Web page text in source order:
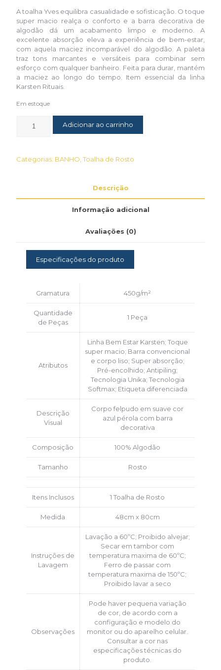
A toalha Yves equilibra casualidade e sofisticação. O toque
super macio realça o conforto e a barra decorativa de
algodão dá um acabamento limpo e moderno. A
excelente absorção eleva a experiência de bem-estar,
com aquela maciez incomparável do algodão. A paleta
traz tons marcantes e versáteis para combinar sem
esforço com qualquer banheiro. Feita para durar, mantém
a maciez ao longo do tempo. Item essencial da linha
Karsten Rituais.
Em estoque
Adicionar ao carrinho
Categorias: BANHO ,Toalha de Rosto
Descrição
Informação adicional
Avaliações (0)
Especificações do produto
Gramatura 450g/m²
Quantidade
de Peças
1 Peça
Atributos
Linha Bem Estar Karsten; Toque
super macio; Barra convencional
e corpo liso; Super absorção;
Pré-encolhido; Antipiling;
Tecnologia Unika; Tecnologia
Softmax; Etiqueta diferenciada
Descrição
Visual
Corpo felpudo em suave cor
azul pérola com barra
decorativa
Composição 100% Algodão
Tamanho Rosto
Itens Inclusos 1 Toalha de Rosto
Medida 48cm x 80cm
Instruções de
Lavagem
Lavação a 60ºC; Proibido alvejar;
Secar em tambor com
temperatura maxima de 60ºC;
Ferro de passar com
temperatura maxima de 150ºC;
Proibido lavar a seco
Observações
Pode haver pequena variação
de cor, de acordo com a
configuração e modelo do
monitor ou do aparelho celular.
Consultar a cor nas
especificações técnicas do
produto.